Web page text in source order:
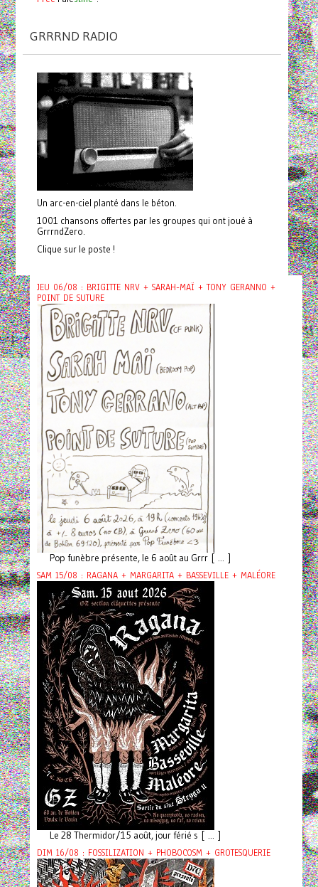
GRRRND RADIO
Un arc-en-ciel planté dans le béton.
1001 chansons offertes par les groupes qui ont joué à
GrrrndZero.
Clique sur le poste !
JEU 06/08 : BRIGITTE NRV + SARAH-MAÏ + TONY GERANNO +
POINT DE SUTURE
Pop funèbre présente, le 6 août au Grrr [ ... ]
SAM 15/08 : RAGANA + MARGARITA + BASSEVILLE + MALÉORE
Le 28 Thermidor/15 août, jour férié s [ ... ]
DIM 16/08 : FOSSILIZATION + PHOBOCOSM + GROTESQUERIE